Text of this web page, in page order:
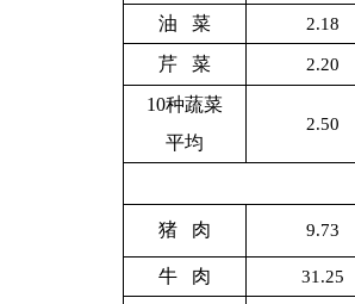
油 菜 2.18
芹 菜 2.20
10种蔬菜
平均
2.50
猪 肉 9.73
牛 肉 31.25